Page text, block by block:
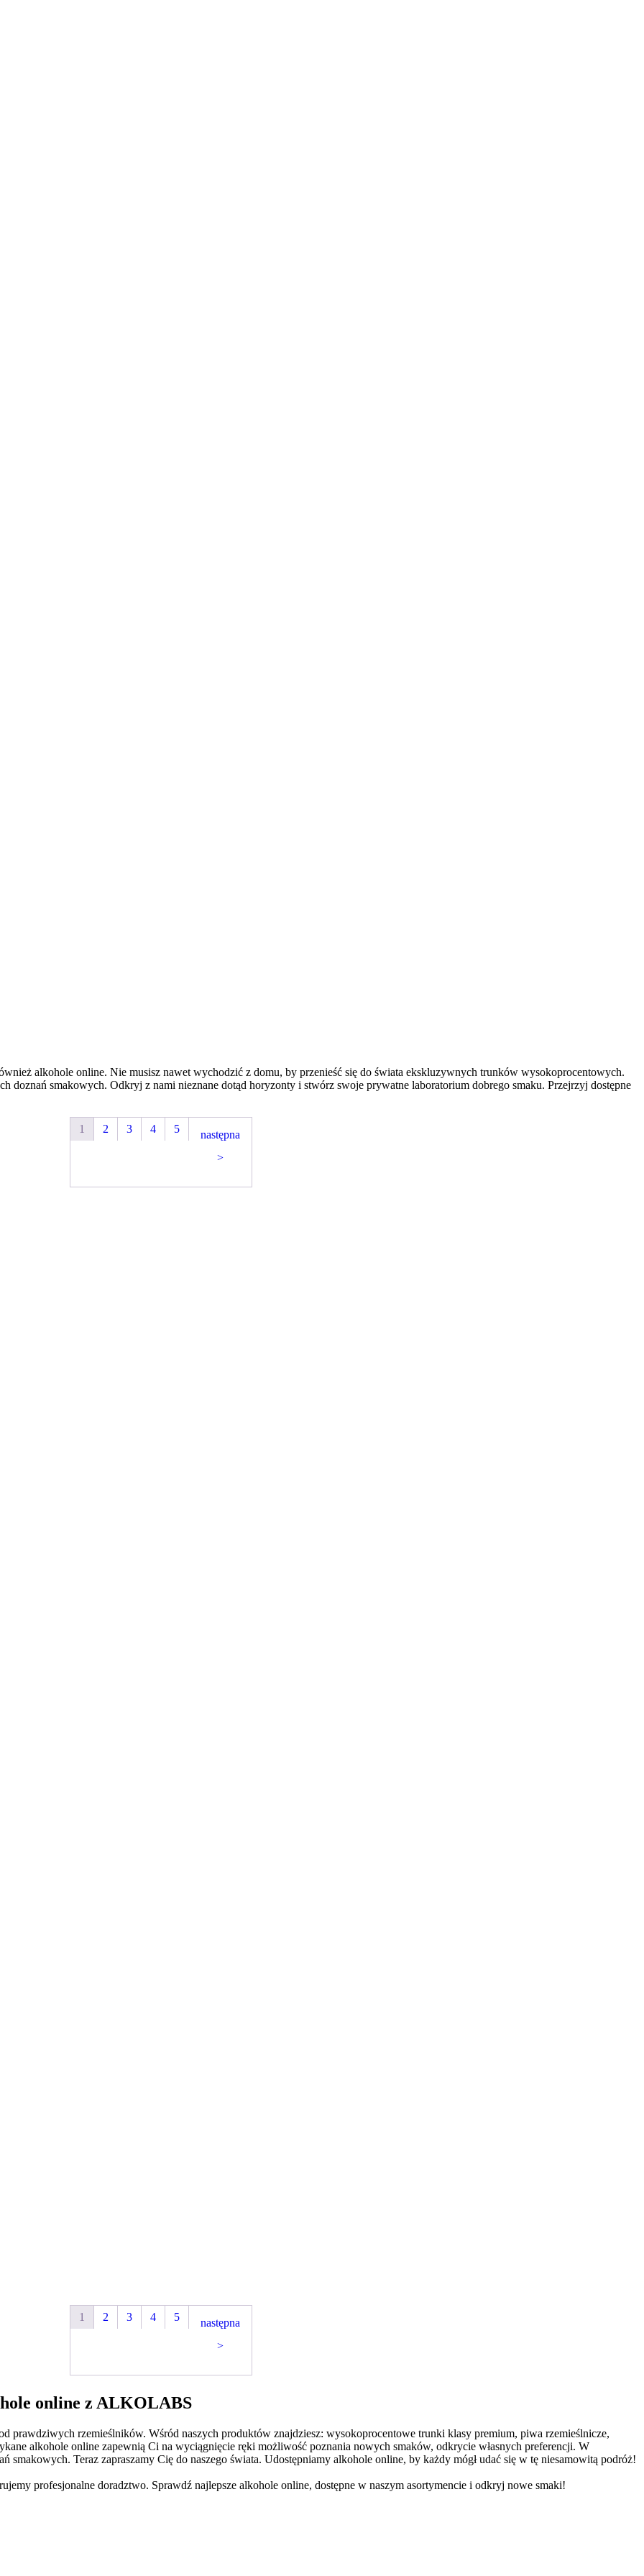
alkohole online. Nie musisz nawet wychodzić z domu, by przenieść się do świata ekskluzywnych trunków wysokoprocentowych.
doznań smakowych. Odkryj z nami nieznane dotąd horyzonty i stwórz swoje prywatne laboratorium dobrego smaku. Przejrzyj dostępne
1 2 3 4 5
następna
>
1 2 3 4 5
następna
>
online z ALKOLABS
prawdziwych rzemieślników. Wśród naszych produktów znajdziesz: wysokoprocentowe trunki klasy premium, piwa rzemieślnicze,
alkohole online zapewnią Ci na wyciągnięcie ręki możliwość poznania nowych smaków, odkrycie własnych preferencji. W
smakowych. Teraz zapraszamy Cię do naszego świata. Udostępniamy alkohole online, by każdy mógł udać się w tę niesamowitą podróż!
profesjonalne doradztwo. Sprawdź najlepsze alkohole online, dostępne w naszym asortymencie i odkryj nowe smaki!